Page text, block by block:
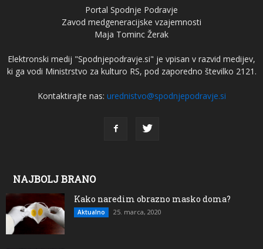
Portal Spodnje Podravje
Zavod medgeneracijske vzajemnosti
Maja Tominc Žerak
Elektronski medij "Spodnjepodravje.si" je vpisan v razvid medijev,
ki ga vodi Ministrstvo za kulturo RS, pod zaporedno številko 2121.
Kontaktirajte nas: urednistvo@spodnjepodravje.si
NAJBOLJ BRANO
Kako naredim obrazno masko doma?
Aktualno 25. marca, 2020